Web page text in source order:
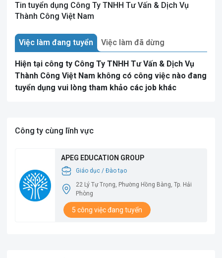
Tin tuyển dụng Công Ty TNHH Tư Vấn & Dịch Vụ
Thành Công Việt Nam
Việc làm đang tuyển Việc làm đã dừng
Hiện tại công ty Công Ty TNHH Tư Vấn & Dịch Vụ
Thành Công Việt Nam không có công việc nào đang
tuyển dụng vui lòng tham khảo các job khác
Công ty cùng lĩnh vực
APEG EDUCATION GROUP
Giáo dục / Đào tạo
22 Lý Tự Trọng, Phường Hồng Bàng, Tp. Hải
Phòng
5 công việc đang tuyển